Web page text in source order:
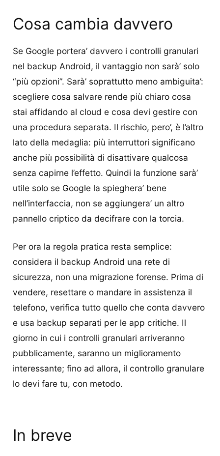
Cosa cambia davvero
Se Google portera’ davvero i controlli granulari
nel backup Android, il vantaggio non sarà’ solo
“più opzioni”. Sarà’ soprattutto meno ambiguita’:
scegliere cosa salvare rende più chiaro cosa
stai affidando al cloud e cosa devi gestire con
una procedura separata. Il rischio, pero’, è l’altro
lato della medaglia: più interruttori significano
anche più possibilità di disattivare qualcosa
senza capirne l’effetto. Quindi la funzione sarà’
utile solo se Google la spieghera’ bene
nell’interfaccia, non se aggiungera’ un altro
pannello criptico da decifrare con la torcia.
Per ora la regola pratica resta semplice:
considera il backup Android una rete di
sicurezza, non una migrazione forense. Prima di
vendere, resettare o mandare in assistenza il
telefono, verifica tutto quello che conta davvero
e usa backup separati per le app critiche. Il
giorno in cui i controlli granulari arriveranno
pubblicamente, saranno un miglioramento
interessante; fino ad allora, il controllo granulare
lo devi fare tu, con metodo.
In breve